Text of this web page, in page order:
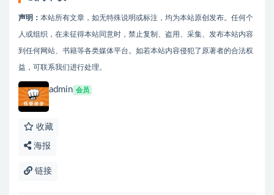
声明： 本站所有文章，如无特殊说明或标注，均为本站原创发布。任何个
人或组织，在未征得本站同意时，禁止复制、盗用、采集、发布本站内容
到任何网站、书籍等各类媒体平台。如若本站内容侵犯了原著者的合法权
益，可联系我们进行处理。
admin 会员
收藏
海报
链接